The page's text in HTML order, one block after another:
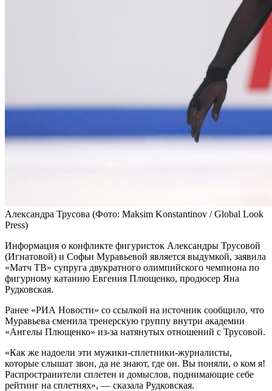
Александра Трусова (Фото: Maksim Konstantinov / Global Look
Press)
Информация о конфликте фигуристок Александры Трусовой
(Игнатовой) и Софьи Муравьевой является выдумкой, заявила
«Матч ТВ» супруга двукратного олимпийского чемпиона по
фигурному катанию Евгения Плющенко, продюсер Яна
Рудковская.
Ранее «РИА Новости» со ссылкой на источник сообщило, что
Муравьева сменила тренерскую группу внутри академии
«Ангелы Плющенко» из-за натянутых отношений с Трусовой.
«Как же надоели эти мужики‑сплетники‑журналисты,
которые слышат звон, да не знают, где он. Вы поняли, о ком я!
Распространители сплетен и домыслов, поднимающие себе
рейтинг на сплетнях», — сказала Рудковская.